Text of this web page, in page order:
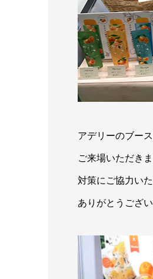
アデリーのブー
ご来場いただき
対策にご協力い
ありがとうござい